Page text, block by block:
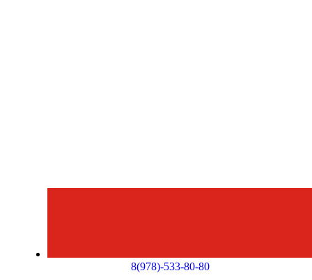
8(978)-533-80-80